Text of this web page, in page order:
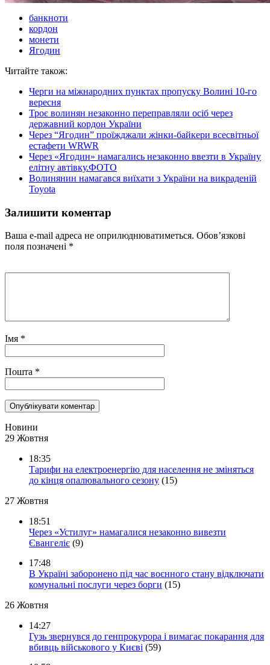
банкноти
кордон
монети
Ягодин
Читайте також:
Черги на міжнародних пунктах пропуску Волині 10-го
вересня
Троє волинян незаконно переправляли осіб через
державний кордон України
Через “Ягодин” проїжджали жінки-байкери всесвітньої
естафети WRWR
Через «Ягодин» намагались незаконно ввезти в Україну
елітну автівку.ФОТО
Волинянин намагався виїхати з України на викраденій
Toyota
Залишити коментар
Ваша e-mail адреса не оприлюднюватиметься. Обов’язкові
поля позначені *
Імя *
Пошта *
Новини
29 Жовтня
18:35
Тарифи на електроенергію для населення не зміняться
до кінця опалювального сезону (15)
27 Жовтня
18:51
Через «Устилуг» намагалися незаконно вивезти
Євангеліє (9)
17:48
В Україні заборонено під час воєнного стану відключати
комунальні послуги через борги (15)
26 Жовтня
14:27
Гузь звернувся до генпрокурора і вимагає покарання для
вбивць військового у Києві (59)